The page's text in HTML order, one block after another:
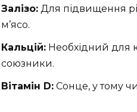
Залізо: Для підвищення
м’ясо.
Кальцій: Необхідний для
союзники.
Вітамін D: Сонце, у тому